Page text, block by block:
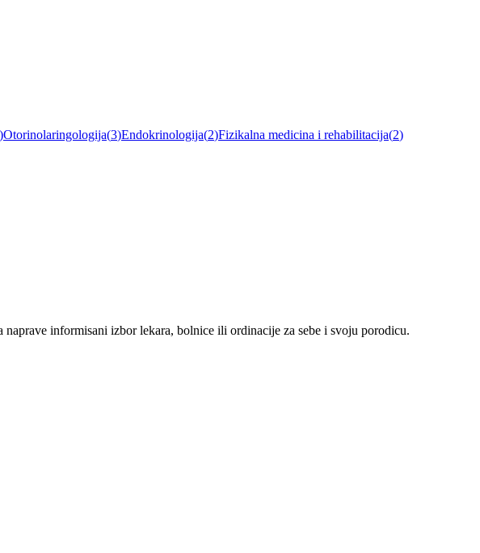
)Otorinolaringologija(3)Endokrinologija(2)Fizikalna medicina i rehabilitacija(2)
informisani izbor lekara, bolnice ili ordinacije za sebe i svoju porodicu.